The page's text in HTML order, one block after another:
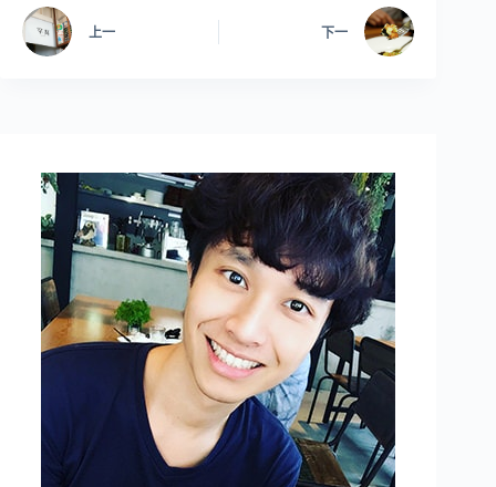
上一 下一